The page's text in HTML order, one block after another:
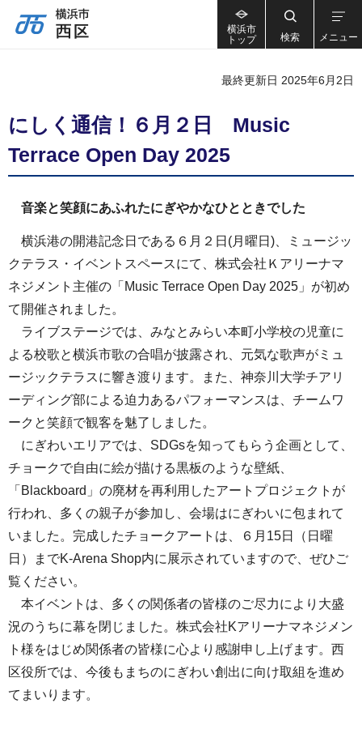
横浜市
トップ
検索 メニュー
最終更新日 2025年6月2日
にしく通信！６月２日 Music
Terrace Open Day 2025
音楽と笑顔にあふれたにぎやかなひとときでした
横浜港の開港記念日である６月２日(月曜日)、ミュージッ
クテラス・イベントスペースにて、株式会社Ｋアリーナマ
ネジメント主催の「Music Terrace Open Day 2025」が初め
て開催されました。
ライブステージでは、みなとみらい本町小学校の児童に
よる校歌と横浜市歌の合唱が披露され、元気な歌声がミュ
ージックテラスに響き渡ります。また、神奈川大学チアリ
ーディング部による迫力あるパフォーマンスは、チームワ
ークと笑顔で観客を魅了しました。
にぎわいエリアでは、SDGsを知ってもらう企画として、
チョークで自由に絵が描ける黒板のような壁紙、
「Blackboard」の廃材を再利用したアートプロジェクトが
行われ、多くの親子が参加し、会場はにぎわいに包まれて
いました。完成したチョークアートは、６月15日（日曜
日）までK-Arena Shop内に展示されていますので、ぜひご
覧ください。
本イベントは、多くの関係者の皆様のご尽力により大盛
況のうちに幕を閉じました。株式会社Kアリーナマネジメン
ト様をはじめ関係者の皆様に心より感謝申し上げます。西
区役所では、今後もまちのにぎわい創出に向け取組を進め
てまいります。